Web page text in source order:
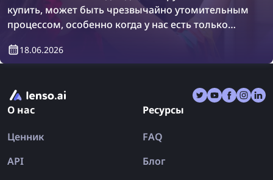
купить, может быть чрезвычайно утомительным
процессом, особенно когда у нас есть только
поисковые системы обратного поиска
18.06.2026
О нас
Ценник
API
Ресурсы
FAQ
Блог